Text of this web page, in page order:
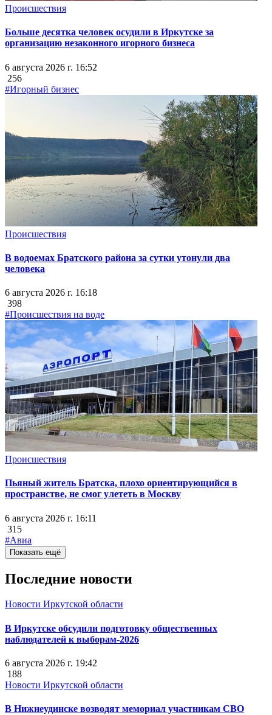
Происшествия
Больше десятка человек осудили в Иркутске за
организацию незаконного игорного бизнеса
6 августа 2026 г. 16:52
256
#Игорный бизнес
Происшествия
В водоемах Братского района за сутки утонули два
человека
6 августа 2026 г. 16:18
398
#Происшествия на воде
Происшествия
Пьяный житель Братска, плохо ориентирующийся в
пространстве, не смог улететь в Москву
6 августа 2026 г. 16:11
315
#Авиа
Показать ещё
Последние новости
Новости Иркутской области
В Иркутске обсудили подготовку общественных
наблюдателей к выборам-2026
6 августа 2026 г. 19:42
188
Новости Иркутской области
В Нижнеудинске возводят мемориал участникам СВО